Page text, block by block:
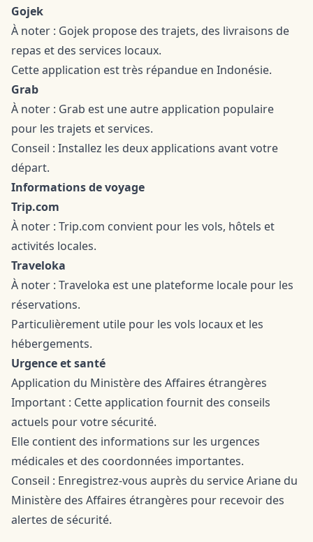
Gojek
À noter : Gojek propose des trajets, des livraisons de
repas et des services locaux.
Cette application est très répandue en Indonésie.
Grab
À noter : Grab est une autre application populaire
pour les trajets et services.
Conseil : Installez les deux applications avant votre
départ.
Informations de voyage
Trip.com
À noter : Trip.com convient pour les vols, hôtels et
activités locales.
Traveloka
À noter : Traveloka est une plateforme locale pour les
réservations.
Particulièrement utile pour les vols locaux et les
hébergements.
Urgence et santé
Application du Ministère des Affaires étrangères
Important : Cette application fournit des conseils
actuels pour votre sécurité.
Elle contient des informations sur les urgences
médicales et des coordonnées importantes.
Conseil : Enregistrez-vous auprès du service Ariane du
Ministère des Affaires étrangères pour recevoir des
alertes de sécurité.